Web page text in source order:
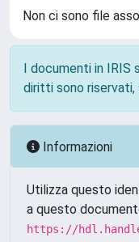
Non ci sono file
I documenti in
diritti sono riservati,
Informazioni
Utilizza questo
a questo
https://